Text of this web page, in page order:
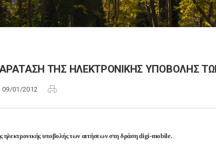
ΤΗΣ ΗΛΕΚΤΡΟΝΙΚΗΣ ΥΠΟΒΟΛΗΣ
09/01/2012
ηλεκτρονικής υποβολής των αιτήσεων στη δράση digi-mobile.